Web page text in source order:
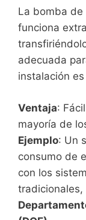
La bomba de
funciona
adecuada
instalación
Ventaja:
mayoría de
Ejemplo: Un
consumo de
con los